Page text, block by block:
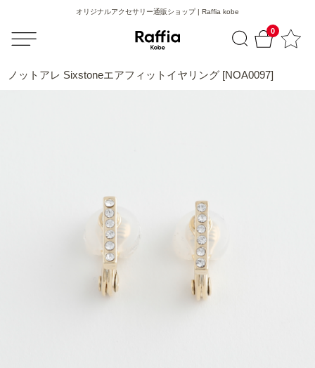
0
オリジナルアクセサリー通販ショップ | Raffia kobe
ノットアレ Sixstoneエアフィットイヤリング [NOA0097]